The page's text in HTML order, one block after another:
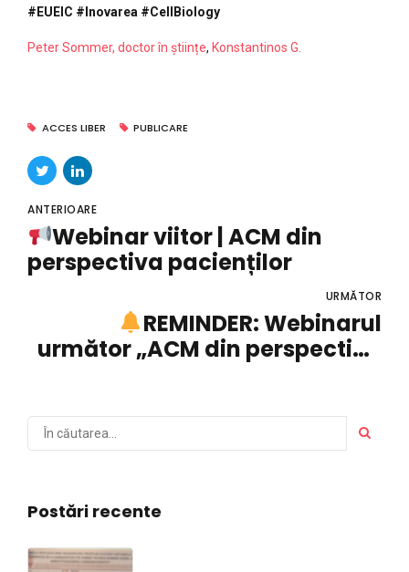
#EUEIC #Inovarea #CellBiology
Peter Sommer, doctor în științe, Konstantinos G.
ACCES LIBER PUBLICARE
ANTERIOARE
Webinar viitor | ACM din
perspectiva pacienților
URMĂTOR
REMINDER: Webinarul
următor „ACM din perspectiva
Postări recente